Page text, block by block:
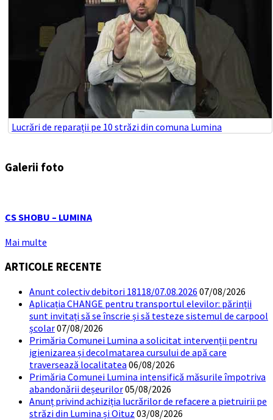
Lucrări de reparații pe 10 străzi din comuna Lumina
Galerii foto
CS SHOBU – LUMINA
Mai multe
ARTICOLE RECENTE
Anunt colectiv debitori 18118/07.08.2026 07/08/2026
Aplicația CHANGE pentru transportul elevilor: părinții
sunt invitați să se înscrie și să testeze sistemul de carpool
școlar07/08/2026
Primăria Comunei Lumina a solicitat intervenții pentru
igienizarea și decolmatarea cursului de apă care
traversează localitatea 06/08/2026
Primăria Comunei Lumina intensifică măsurile împotriva
abandonării deșeurilor05/08/2026
Anunț privind achiziția lucrărilor de refacere a pietruirii pe
străzi din Lumina și Oituz 03/08/2026